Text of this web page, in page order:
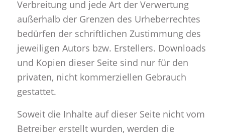
Verbreitung und jede Art der Verwertung
außerhalb der Grenzen des Urheberrechtes
bedürfen der schriftlichen Zustimmung des
jeweiligen Autors bzw. Erstellers. Downloads
und Kopien dieser Seite sind nur für den
privaten, nicht kommerziellen Gebrauch
gestattet.
Soweit die Inhalte auf dieser Seite nicht vom
Betreiber erstellt wurden, werden die